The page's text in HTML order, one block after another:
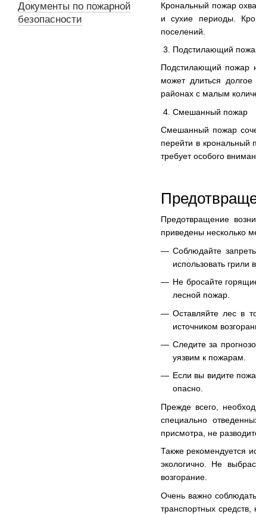
Крональный пожар
и сухие периоды.
поселений.
3. Подстилающий
Подстилающий пожар
может длиться
районах с малым
4. Смешанный пожар
Смешанный пожар
перейти в крональный
требует особого
Предотвращение
приведены несколько
Соблюдайте
использовать грили
Не бросайте
лесной пожар.
Оставляйте лес в
источником
Следите за
уязвим к пожарам.
Если вы видите
опасно.
Прежде всего,
специально
присмотра, не
Также рекомендуется
экологично. Не
возгорание.
Очень важно
транспортных
Документы по пожарной
безопасности